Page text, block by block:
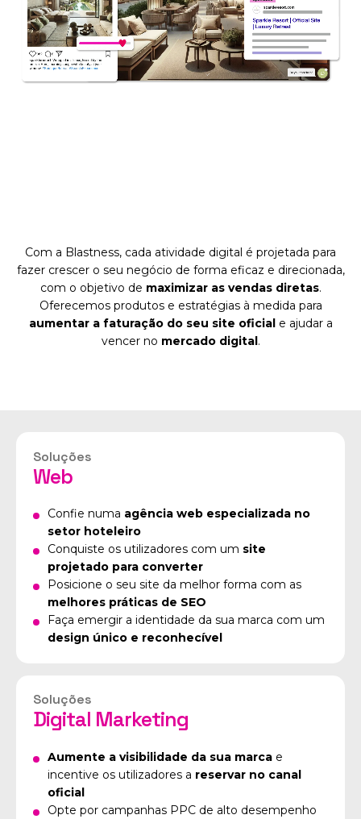
Com a Blastness, cada atividade digital é projetada para
fazer crescer o seu negócio de forma eficaz e direcionada,
com o objetivo de maximizar as vendas diretas.
Oferecemos produtos e estratégias à medida para
aumentar a faturação do seu site oficiale ajudar a
vencer no mercado digital.
Soluções
Web
Confie numa agência web especializada no
setor hoteleiro
Conquiste os utilizadores com um site
projetado para converter
Posicione o seu site da melhor forma com as
melhores práticas de SEO
Faça emergir a identidade da sua marca com um
design único e reconhecível
Soluções
Digital Marketing
Aumente a visibilidade da sua marcae
incentive os utilizadores a reservar no canal
oficial
Opte por campanhas PPC de alto desempenho